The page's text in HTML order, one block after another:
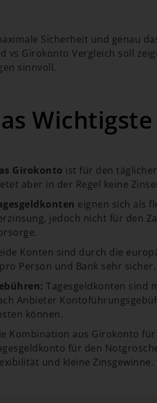
Sicherheit und genau
vs Girokonto Vergleich soll
sinnvoll.
Girokonto ist für den
aber in der Regel keine
eignen sich als
jedoch nicht für den
Konten sind durch die
pro Person und Bank sehr sicher.
Tagesgeldkonten sind
Anbieter
können.
Kombination aus Girokonto
für den
und kleine Zinsgewinne.